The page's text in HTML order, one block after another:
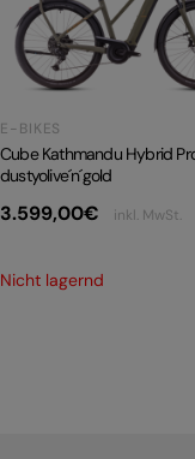
E-BIKE TOUR
E-BIKES
Cube Kathmandu Hybrid
dustyolive´n´gold
3.599,00€ inkl. MwSt.
Nicht lagernd